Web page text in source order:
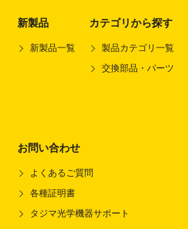
新製品
新製品一覧
カテゴリから探す
製品カテゴリ一覧
交換部品・パーツ
お問い合わせ
よくあるご質問
各種証明書
タジマ光学機器サポート